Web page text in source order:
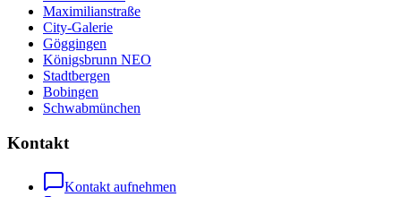
Maximilianstraße
City-Galerie
Göggingen
Königsbrunn NEO
Stadtbergen
Bobingen
Schwabmünchen
Kontakt
Kontakt aufnehmen